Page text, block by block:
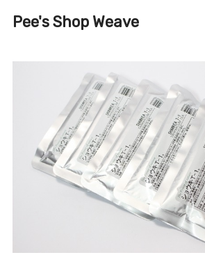
Pee's Shop Weave